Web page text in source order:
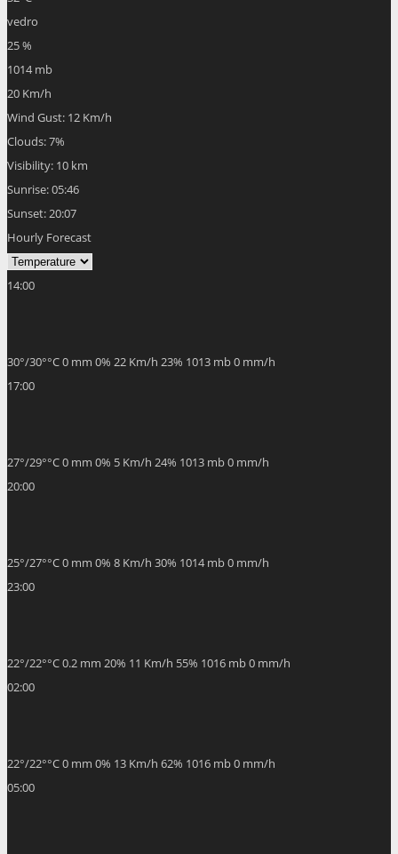
vedro
25 %
1014 mb
20 Km/h
Wind Gust: 12 Km/h
Clouds:7%
Visibility: 10 km
Sunrise:05:46
Sunset:20:07
Hourly Forecast
14:00
30°/30°°C0 mm 0% 22 Km/h 23% 1013 mb0 mm/h
17:00
27°/29°°C0 mm 0% 5 Km/h 24% 1013 mb0 mm/h
20:00
25°/27°°C0 mm 0% 8 Km/h 30% 1014 mb0 mm/h
23:00
22°/22°°C0.2 mm 20% 11 Km/h 55% 1016 mb0 mm/h
02:00
22°/22°°C0 mm 0% 13 Km/h 62% 1016 mb0 mm/h
05:00